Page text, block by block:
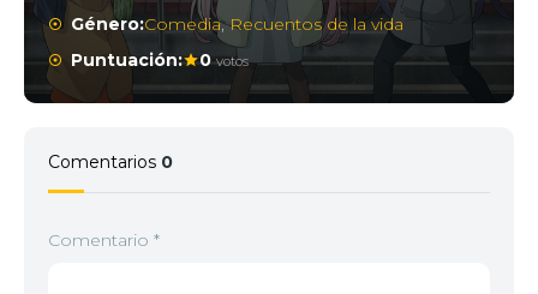
Género:Comedia,Recuentos de la vida
Puntuación:
0 votos
Comentarios 0
Comentario *